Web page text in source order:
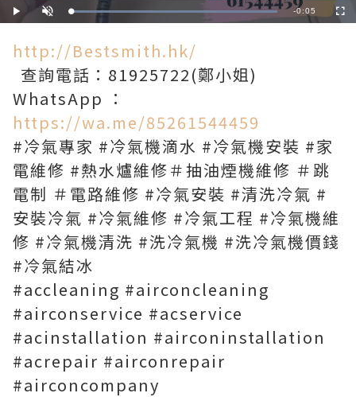
Play Unmute Loaded:
100.00%
Remaining
-0:05
http://Bestsmith.hk/
⁣⁣ 查詢電話：81925722(鄭小姐)
WhatsApp ：
https://wa.me/85261544459
#冷氣專家 #冷氣機滴水 #冷氣機安裝 #家
電維修 #熱水爐維修＃抽油煙機維修 ＃跳
電制 ＃電路維修 #冷氣安裝 #清洗冷氣 #
安裝冷氣 #冷氣維修 #冷氣工程 #冷氣機維
修 #冷氣機清洗 #洗冷氣機 #洗冷氣機價錢
#冷氣結冰
#accleaning #airconcleaning
#airconservice #acservice
#acinstallation #airconinstallation
#acrepair #airconrepair
#airconcompany